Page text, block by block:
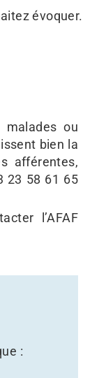
évoquer.
malades ou
bien la
afférentes,
23 58 61 65
l’AFAF
: